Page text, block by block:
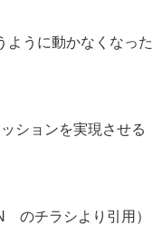
ように動かなくなった
ションを実現させる
より引用）